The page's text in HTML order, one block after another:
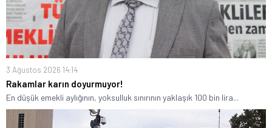
3 Ağustos 2026 14:14
Rakamlar karın doyurmuyor!
En düşük emekli aylığının, yoksulluk sınırının yaklaşık 100 bin lira...